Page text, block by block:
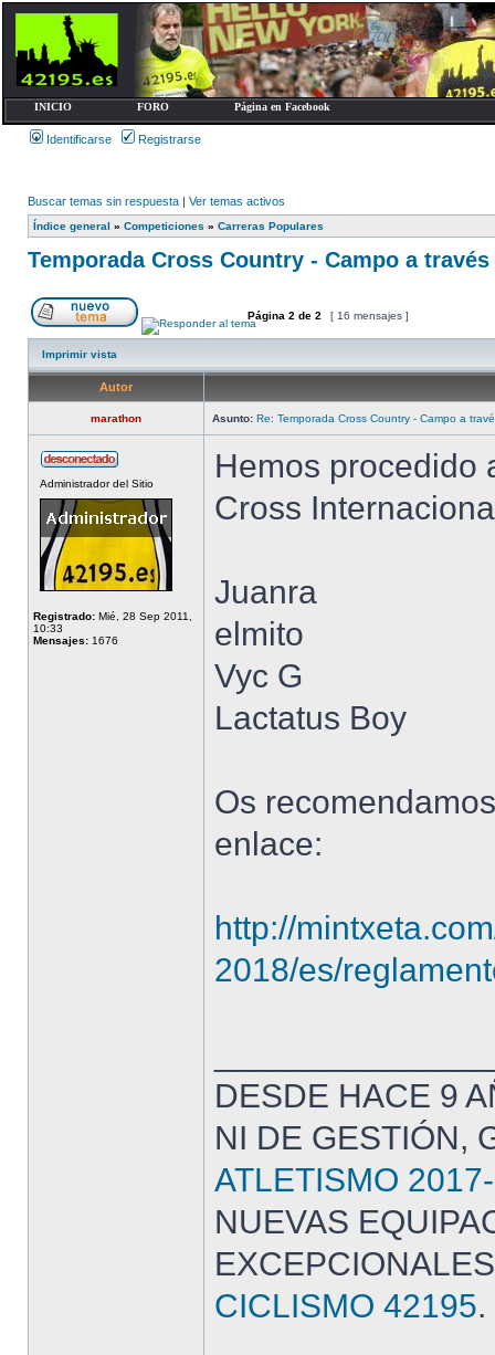
INICIO FORO Página en Facebook
Identificarse Registrarse
Buscar temas sin respuesta | Ver temas activos
Índice general » Competiciones » Carreras Populares
Temporada Cross Country - Campo a través
Página 2 de 2 [ 16 mensajes ]
Imprimir vista
Autor
marathon Asunto: Re: Temporada Cross Country - Campo a
Administrador del Sitio
Registrado: Mié, 28 Sep 2011,
10:33
Mensajes: 1676
Hemos procedido
Cross
Juanra
elmito
Vyc G
Lactatus Boy
Os
enlace:
http://
2018/es/
DESDE HACE 9
NI DE GESTIÓN,
ATLETISMO
NUEVAS
CICLISMO 42195.